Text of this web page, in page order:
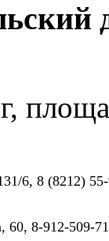
6, 8 (8212)
60, 8-912-509-